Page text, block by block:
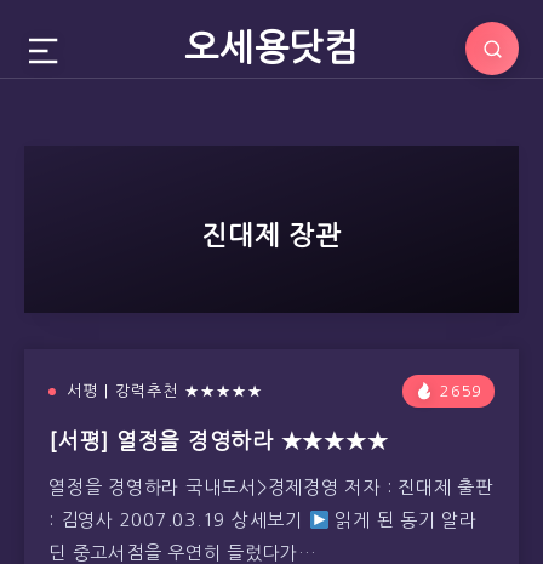
오세용닷컴
진대제 장관
서평 | 강력추천 ★★★★★ 2659
[서평] 열정을 경영하라 ★★★★★
열정을 경영하라 국내도서>경제경영 저자 : 진대제 출판
: 김영사 2007.03.19 상세보기
읽게 된 동기 알라
딘 중고서점을 우연히 들렀다가…